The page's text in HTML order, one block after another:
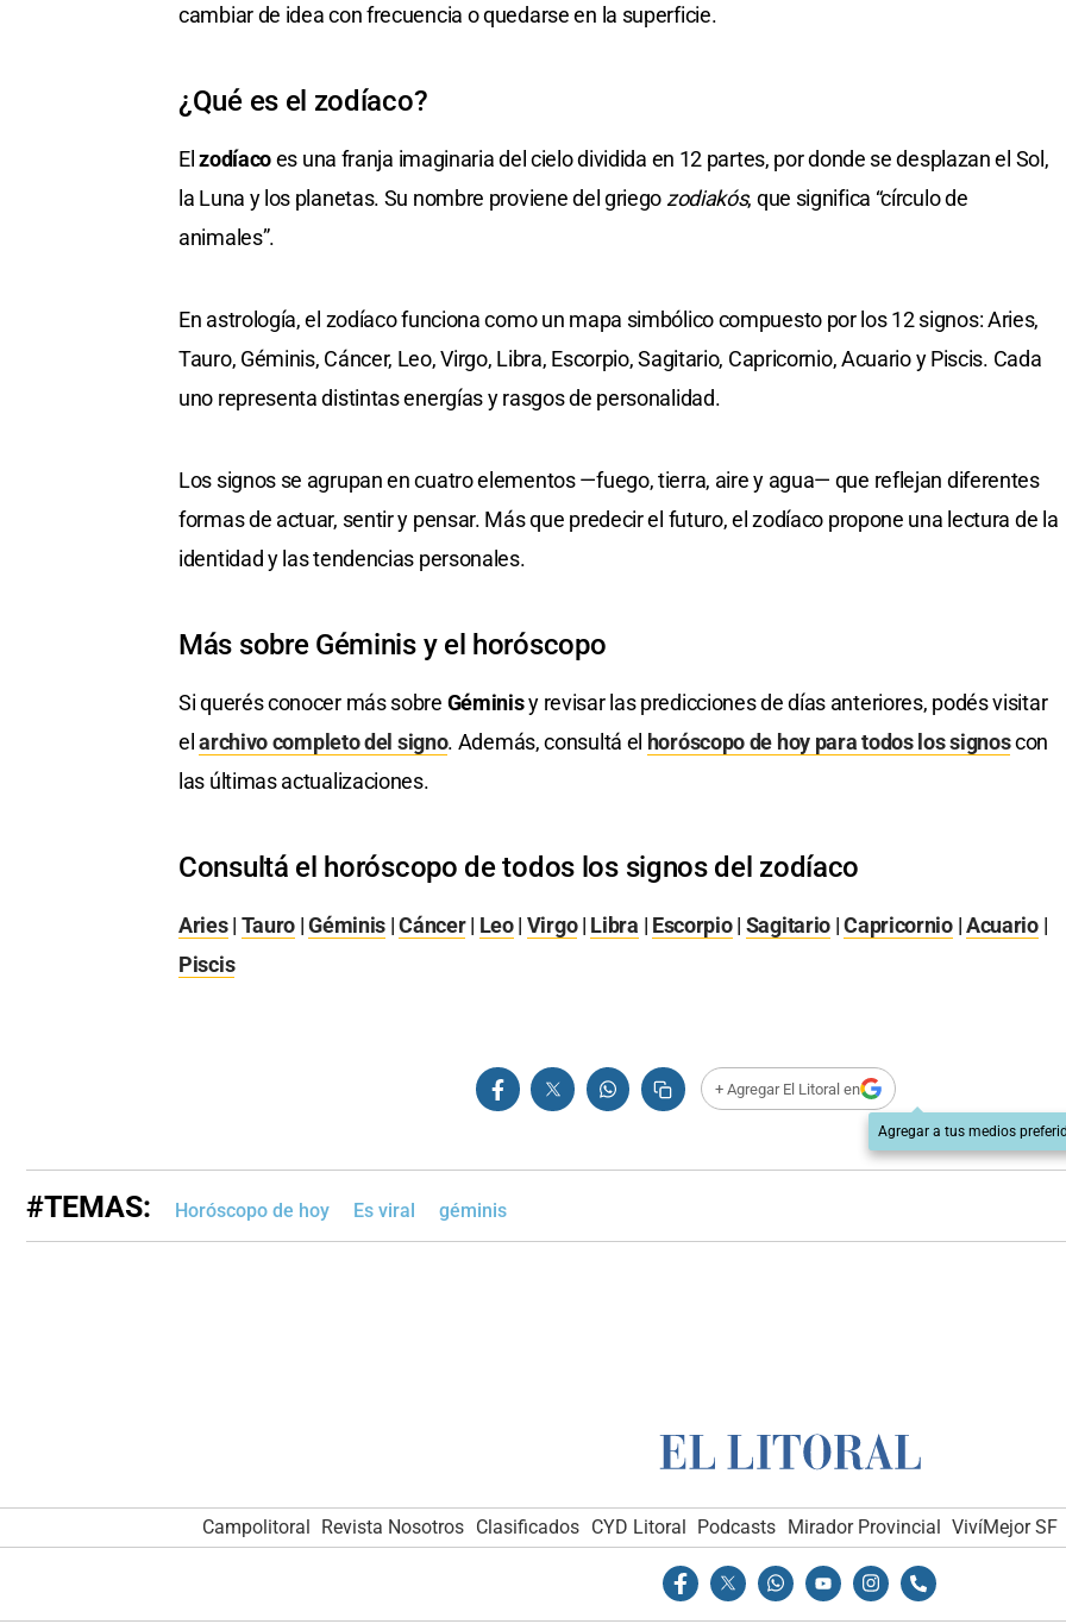
cambiar de idea con frecuencia o quedarse en la superficie.
¿Qué es el zodíaco?
Elzodíacoes una franja imaginaria del cielo dividida en 12 partes, por donde se desplazan el Sol,
la Luna y los planetas. Su nombre proviene del griegozodiakós, que significa “círculo de
animales”.
En astrología, el zodíaco funciona como un mapa simbólico compuesto por los 12 signos: Aries,
Tauro, Géminis, Cáncer, Leo, Virgo, Libra, Escorpio, Sagitario, Capricornio, Acuario y Piscis. Cada
uno representa distintas energías y rasgos de personalidad.
Los signos se agrupan en cuatro elementos —fuego, tierra, aire y agua— que reflejan diferentes
formas de actuar, sentir y pensar. Más que predecir el futuro, el zodíaco propone una lectura de la
identidad y las tendencias personales.
Más sobre Géminis y el horóscopo
Si querés conocer más sobre Géminisy revisar las predicciones de días anteriores, podés visitar
elarchivo completo del signo. Además, consultá el horóscopo de hoy para todos los signoscon
las últimas actualizaciones.
Consultá el horóscopo de todos los signos del zodíaco
Aries| Tauro |Géminis |Cáncer| Leo| Virgo| Libra | Escorpio| Sagitario |Capricornio|Acuario|
Piscis
+ Agregar El Litoral en
Agregar a tus medios
#TEMAS: Horóscopo de hoy Es viral géminis
Campolitoral Revista Nosotros Clasificados CYD Litoral Podcasts Mirador Provincial VivíMejor SF